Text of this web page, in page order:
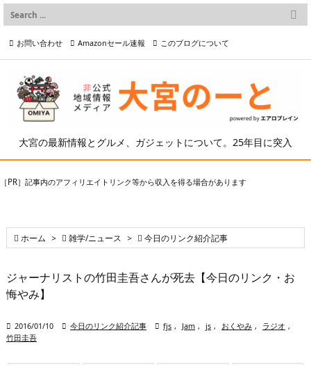
大宮の最新情報とグルメ、ガジェットについて。25年目に突入

メニュー

検索
お問い合わせ Amazonセール速報 このブログについて
プライバシーポリシー等
［PR］記事内のアフィリエイトリンク等から収入を得る場合があります
 ホーム >  雑学/ニュース >  今日のリンク紹介記事
ジャーナリストの竹田圭吾さんが死去【今日のリンク・お
悔やみ】
 2016/01/10  今日のリンク紹介記事  fjs , Jam , js , おくやみ , ラジオ ,
竹田圭吾